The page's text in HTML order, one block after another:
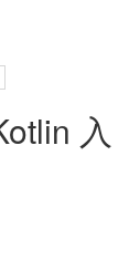
入